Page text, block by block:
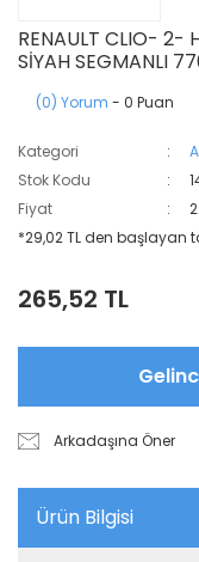
RENAULT CLIO- 2-
SİYAH SEGMANLI
(0) Yorum - 0 Puan
Kategori
Stok Kodu
Fiyat
*29,02 TL den başlayan
265,52 TL
Arkadaşına Öner
Ürün Bilgisi